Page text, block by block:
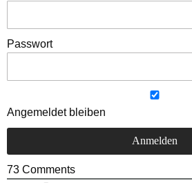
Passwort
Angemeldet bleiben
73 Comments